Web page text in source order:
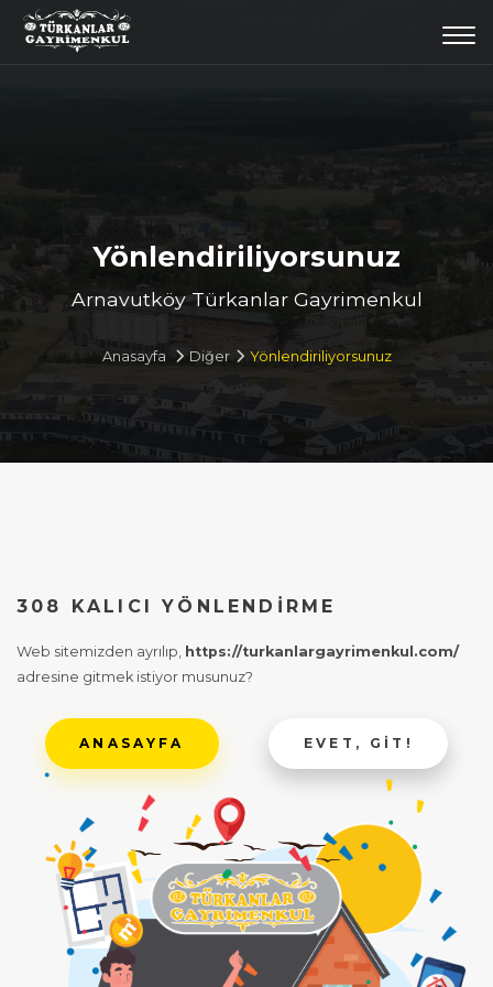
Yönlendiriliyorsunuz
Arnavutköy Türkanlar Gayrimenkul
Anasayfa Diğer Yönlendiriliyorsunuz
308 KALICI YÖNLENDIRME
Web sitemizden ayrılıp, https://turkanlargayrimenkul.com/
adresine gitmek istiyor musunuz?
ANASAYFA EVET, GIT!